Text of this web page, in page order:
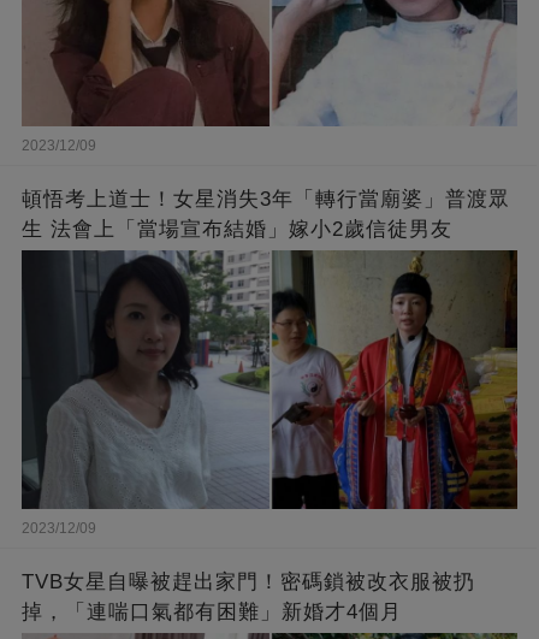
2023/12/09
頓悟考上道士！女星消失3年「轉行當廟婆」普渡眾
生 法會上「當場宣布結婚」嫁小2歲信徒男友
2023/12/09
TVB女星自曝被趕出家門！密碼鎖被改衣服被扔
掉，「連喘口氣都有困難」新婚才4個月